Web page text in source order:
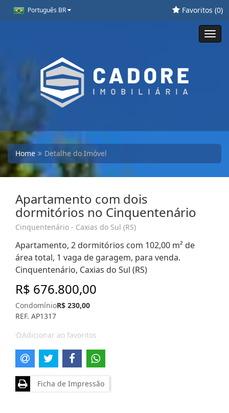
Português BR Favoritos (0)
Home Detalhe do Imóvel
Apartamento com dois
dormitórios no Cinquentenário
Cinquentenário - Caxias do Sul (RS)
Apartamento, 2 dormitórios com 102,00 m² de
área total, 1 vaga de garagem, para venda.
Cinquentenário, Caxias do Sul (RS)
R$ 676.800,00
CondomínioR$ 230,00
REF. AP1317
Adicionar ao favoritos
Ficha de Impressão